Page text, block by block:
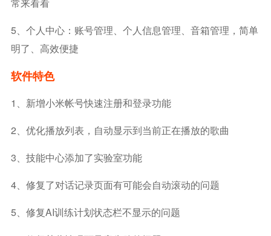
5、个人中心：账号管理、个人信息管理、音箱管理，简单
明了、高效便捷
软件特色
1、新增小米帐号快速注册和登录功能
2、优化播放列表，自动显示到当前正在播放的歌曲
3、技能中心添加了实验室功能
4、修复了对话记录页面有可能会自动滚动的问题
5、修复AI训练计划状态栏不显示的问题